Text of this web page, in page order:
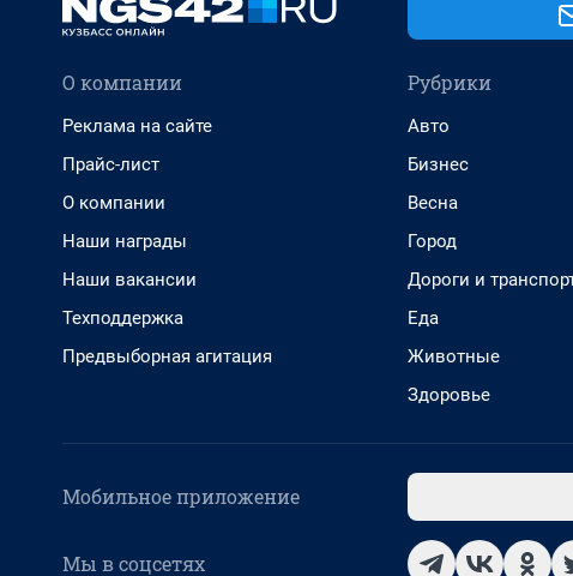
О компании
Реклама на сайте
Прайс-лист
О компании
Наши награды
Наши вакансии
Техподдержка
Предвыборная агитация
Рубрики
Авто
Бизнес
Весна
Город
Дороги и
Еда
Животные
Здоровье
Мобильное приложение
Мы в соцсетях